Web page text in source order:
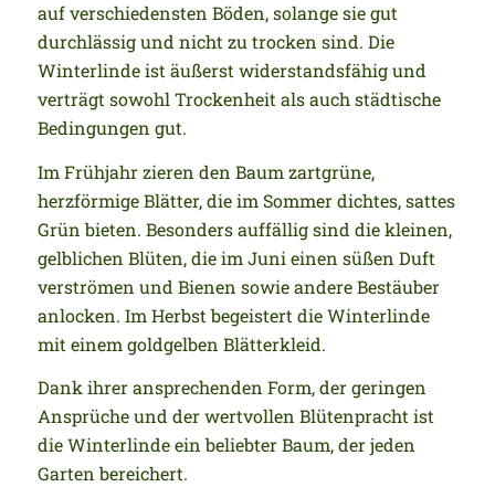
auf verschiedensten Böden, solange sie gut
durchlässig und nicht zu trocken sind. Die
Winterlinde ist äußerst widerstandsfähig und
verträgt sowohl Trockenheit als auch städtische
Bedingungen gut.
Im Frühjahr zieren den Baum zartgrüne,
herzförmige Blätter, die im Sommer dichtes, sattes
Grün bieten. Besonders auffällig sind die kleinen,
gelblichen Blüten, die im Juni einen süßen Duft
verströmen und Bienen sowie andere Bestäuber
anlocken. Im Herbst begeistert die Winterlinde
mit einem goldgelben Blätterkleid.
Dank ihrer ansprechenden Form, der geringen
Ansprüche und der wertvollen Blütenpracht ist
die Winterlinde ein beliebter Baum, der jeden
Garten bereichert.